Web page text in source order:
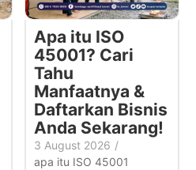
Apa itu ISO
45001? Cari
Tahu
Manfaatnya &
Daftarkan Bisnis
Anda Sekarang!
3 August 2026 /
apa itu ISO 45001